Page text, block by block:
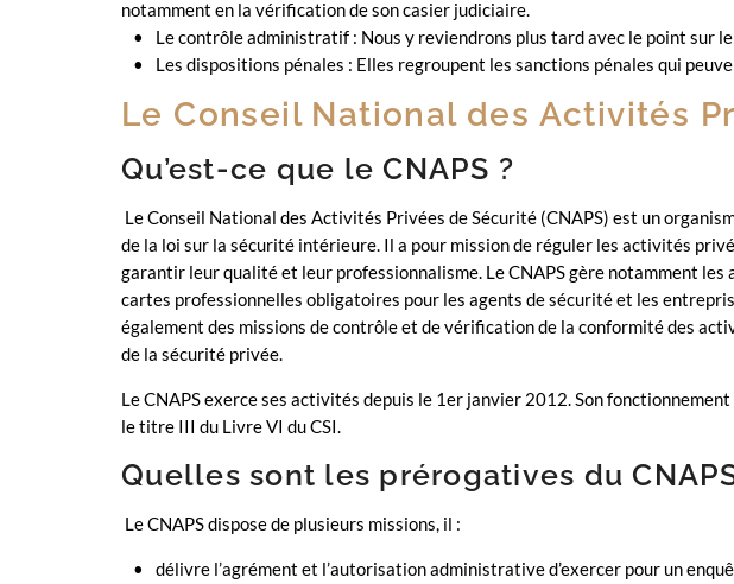
notamment en la vérification de son casier judiciaire.
Le contrôle administratif : Nous y reviendrons plus tard avec le point sur le
Les dispositions pénales : Elles regroupent les sanctions pénales qui
Le Conseil National des Activités
Qu’est-ce que le CNAPS ?
Le Conseil National des Activités Privées de Sécurité (CNAPS) est un
de la loi sur la sécurité intérieure. Il a pour mission de réguler les activités
garantir leur qualité et leur professionnalisme. Le CNAPS gère notamment
cartes professionnelles obligatoires pour les agents de sécurité et les
également des missions de contrôle et de vérification de la conformité des
de la sécurité privée.
Le CNAPS exerce ses activités depuis le 1er janvier 2012. Son
le titre III du Livre VI du CSI.
Quelles sont les prérogatives du
Le CNAPS dispose de plusieurs missions, il :
délivre l’agrément et l’autorisation administrative d’exercer pour un